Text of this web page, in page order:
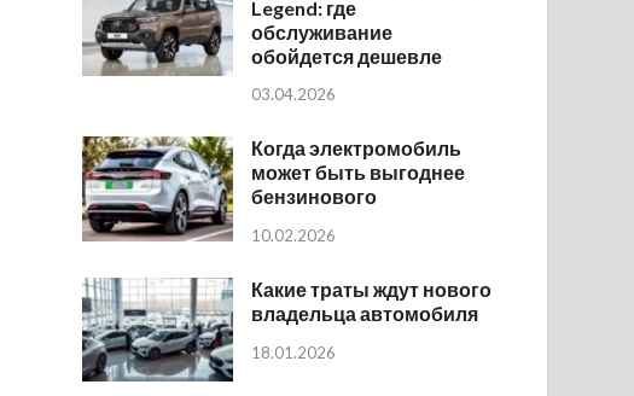
Legend: где
обслуживание
обойдется дешевле
03.04.2026
Когда электромобиль
может быть выгоднее
бензинового
10.02.2026
Какие траты ждут нового
владельца автомобиля
18.01.2026